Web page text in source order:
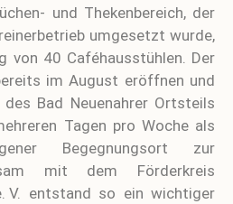
und Thekenbereich, der
umgesetzt wurde,
von 40 Caféhausstühlen. Der
im August eröffnen und
Bad Neuenahrer Ortsteils
Tagen pro Woche als
Begegnungsort zur
mit dem Förderkreis
V. entstand so ein wichtiger